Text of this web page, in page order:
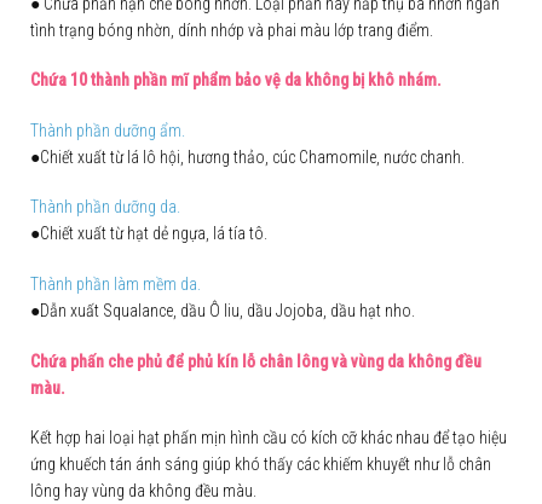
tình trạng bóng nhờn, dính nhớp và phai màu lớp trang điểm.
Chứa 10 thành phần mĩ phẩm bảo vệ da không bị khô nhám.
Thành phần dưỡng ẩm.
●Chiết xuất từ lá lô hội, hương thảo, cúc Chamomile, nước chanh.
Thành phần dưỡng da.
●Chiết xuất từ hạt dẻ ngựa, lá tía tô.
Thành phần làm mềm da.
●Dẫn xuất Squalance, dầu Ô liu, dầu Jojoba, dầu hạt nho.
Chứa phấn che phủ để phủ kín lỗ chân lông và vùng da không đều
màu.
Kết hợp hai loại hạt phấn mịn hình cầu có kích cỡ khác nhau để tạo hiệu
ứng khuếch tán ánh sáng giúp khó thấy các khiếm khuyết như lỗ chân
lông hay vùng da không đều màu.